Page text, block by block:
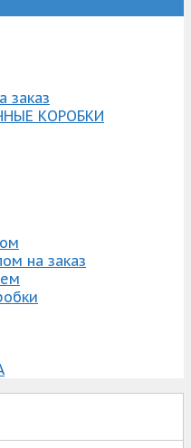
разработка
заказ
КОРОБКИ
на заказ